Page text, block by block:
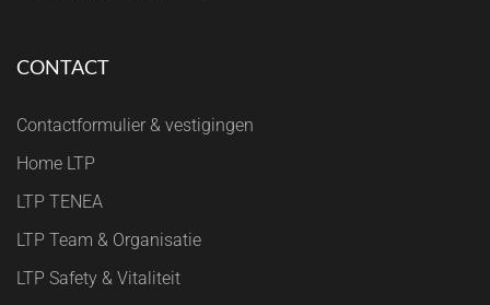
CONTACT
Contactformulier & vestigingen
Home LTP
LTP TENEA
LTP Team & Organisatie
LTP Safety & Vitaliteit